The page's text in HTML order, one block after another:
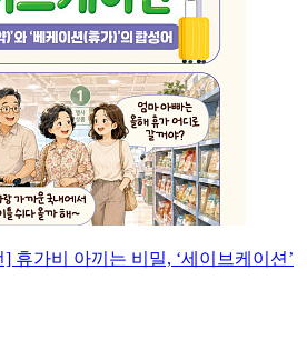
휴가비 아끼는 비밀, ‘세이브케이션’